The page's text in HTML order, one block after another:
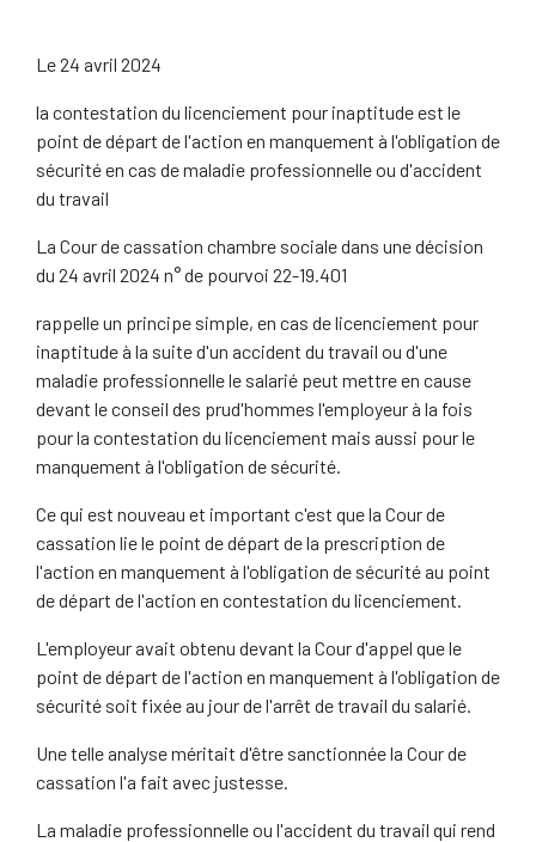
Le24 avril 2024
la contestation du licenciement pour inaptitude est le
point de départ de l'action en manquement à l'obligation de
sécurité en cas de maladie professionnelle ou d'accident
du travail
La Cour de cassation chambre sociale dans une décision
du 24 avril 2024 n° de pourvoi 22-19.401
rappelle un principe simple, en cas de licenciement pour
inaptitude à la suite d'un accident du travail ou d'une
maladie professionnelle le salarié peut mettre en cause
devant le conseil des prud'hommes l'employeur à la fois
pour la contestation du licenciement mais aussi pour le
manquement à l'obligation de sécurité.
Ce qui est nouveau et important c'est que la Cour de
cassation lie le point de départ de la prescription de
l'action en manquement à l'obligation de sécurité au point
de départ de l'action en contestation du licenciement.
L'employeur avait obtenu devant la Cour d'appel que le
point de départ de l'action en manquement à l'obligation de
sécurité soit fixée au jour de l'arrêt de travail du salarié.
Une telle analyse méritait d'être sanctionnée la Cour de
cassation l'a fait avec justesse.
La maladie professionnelle ou l'accident du travail qui rend